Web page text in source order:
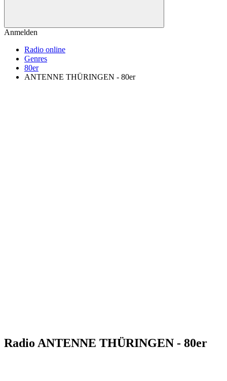
Anmelden
Radio online
Genres
80er
ANTENNE THÜRINGEN - 80er
Radio ANTENNE THÜRINGEN - 80er